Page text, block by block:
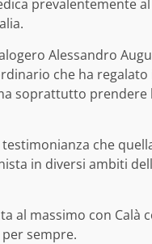
prevalentemente
Alessandro
che ha
soprattutto prendere
testimonianza che
in diversi ambiti
al massimo con Calà
sempre.